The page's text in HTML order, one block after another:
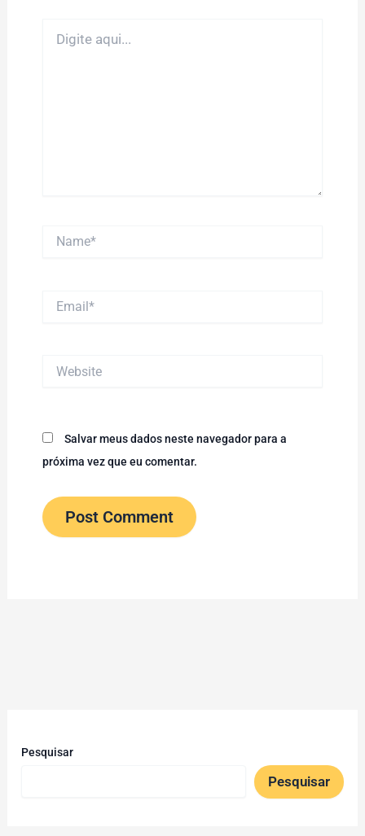
aqui...
Salvar meus dados neste navegador para a
próxima vez que eu comentar.
Pesquisar
Pesquisar